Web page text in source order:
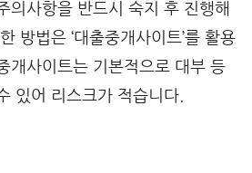
의사항을 반드시 숙지 후 진행해
방법은 ‘대출중개사이트’를 활용
개사이트는 기본적으로 대부 등
있어 리스크가 적습니다.